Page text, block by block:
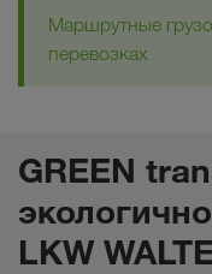
Маршрутные
перевозках
GREEN
LKW